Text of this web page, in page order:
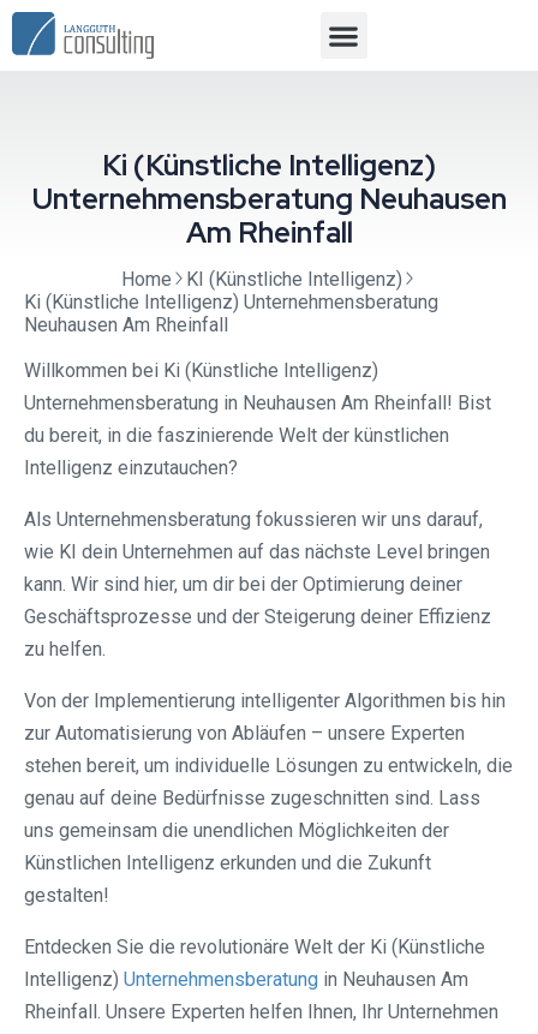
Ki (Künstliche Intelligenz)
Unternehmensberatung Neuhausen
Am Rheinfall
Home
KI (Künstliche Intelligenz)
Ki (Künstliche Intelligenz) Unternehmensberatung
Neuhausen Am Rheinfall
Willkommen bei Ki (Künstliche Intelligenz)
Unternehmensberatung in Neuhausen Am Rheinfall! Bist
du bereit, in die faszinierende Welt der künstlichen
Intelligenz einzutauchen?
Als Unternehmensberatung fokussieren wir uns darauf,
wie KI dein Unternehmen auf das nächste Level bringen
kann. Wir sind hier, um dir bei der Optimierung deiner
Geschäftsprozesse und der Steigerung deiner Effizienz
zu helfen.
Von der Implementierung intelligenter Algorithmen bis hin
zur Automatisierung von Abläufen – unsere Experten
stehen bereit, um individuelle Lösungen zu entwickeln, die
genau auf deine Bedürfnisse zugeschnitten sind. Lass
uns gemeinsam die unendlichen Möglichkeiten der
Künstlichen Intelligenz erkunden und die Zukunft
gestalten!
Entdecken Sie die revolutionäre Welt der Ki (Künstliche
Intelligenz) Unternehmensberatung in Neuhausen Am
Rheinfall. Unsere Experten helfen Ihnen, Ihr Unternehmen